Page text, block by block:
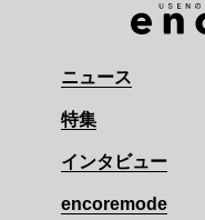
ニュース
特集
インタビュー
encoremode